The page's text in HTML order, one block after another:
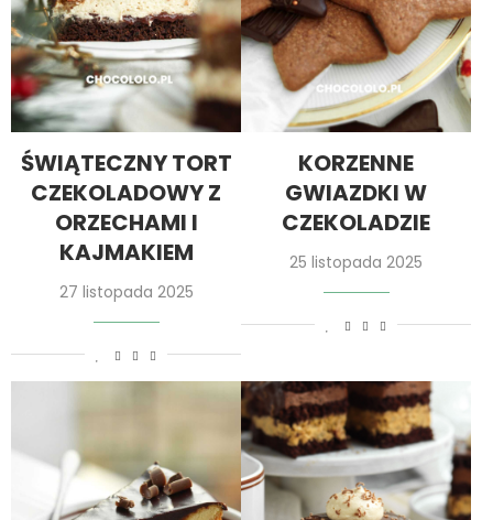
ŚWIĄTECZNY TORT
CZEKOLADOWY Z
ORZECHAMI I
KAJMAKIEM
27 listopada 2025
KORZENNE
GWIAZDKI W
CZEKOLADZIE
25 listopada 2025